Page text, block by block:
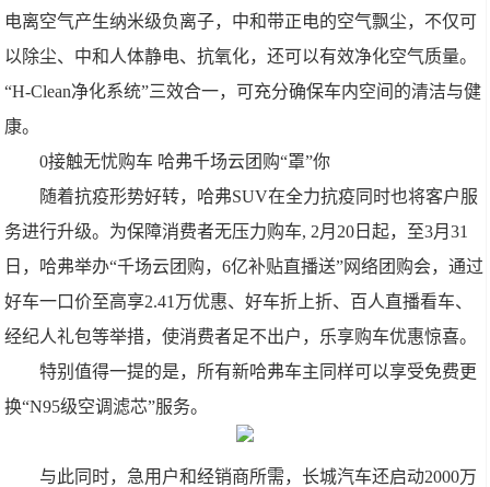
电离空气产生纳米级负离子，中和带正电的空气飘尘，不仅可
以除尘、中和人体静电、抗氧化，还可以有效净化空气质量。
“H-Clean净化系统”三效合一，可充分确保车内空间的清洁与健
康。
0接触无忧购车 哈弗千场云团购“罩”你
随着抗疫形势好转，哈弗SUV在全力抗疫同时也将客户服
务进行升级。为保障消费者无压力购车, 2月20日起，至3月31
日，哈弗举办“千场云团购，6亿补贴直播送”网络团购会，通过
好车一口价至高享2.41万优惠、好车折上折、百人直播看车、
经纪人礼包等举措，使消费者足不出户，乐享购车优惠惊喜。
特别值得一提的是，所有新哈弗车主同样可以享受免费更
换“N95级空调滤芯”服务。
与此同时，急用户和经销商所需，长城汽车还启动2000万